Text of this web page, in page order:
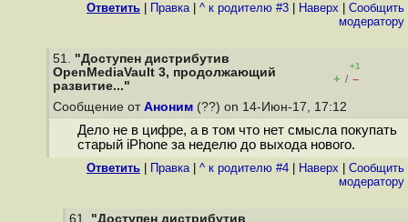
Ответить Правка| ^ к родителю #3 Наверх
Cообщить
модератору
51. "Доступен дистрибутив
OpenMediaVault 3, продолжающий
развитие..."
+1
+ / –
Сообщение от Аноним (??) on 14-Июн-17, 17:12
Дело не в цифре, а в том что нет смысла покупать
старый iPhone за неделю до выхода нового.
Ответить Правка| ^ к родителю #4 Наверх
Cообщить
модератору
61. "Доступен дистрибутив